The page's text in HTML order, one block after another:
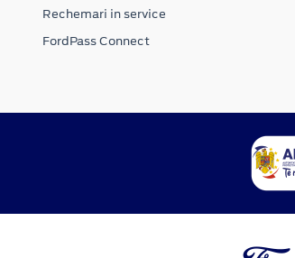
Rechemari in service
FordPass Connect